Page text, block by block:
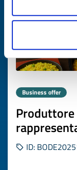
Business offer
Produttore
ID: